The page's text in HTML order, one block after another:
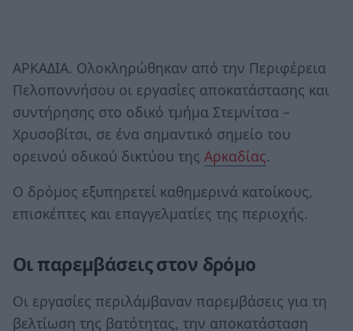
ΑΡΚΑΔΙΑ. Ολοκληρώθηκαν από την Περιφέρεια
Πελοποννήσου οι εργασίες αποκατάστασης και
συντήρησης στο οδικό τμήμα Στεμνίτσα –
Χρυσοβίτσι, σε ένα σημαντικό σημείο του
ορεινού οδικού δικτύου της Αρκαδίας.
Ο δρόμος εξυπηρετεί καθημερινά κατοίκους,
επισκέπτες και επαγγελματίες της περιοχής.
Οι παρεμβάσεις στον δρόμο
Οι εργασίες περιλάμβαναν παρεμβάσεις για τη
βελτίωση της βατότητας, την αποκατάσταση